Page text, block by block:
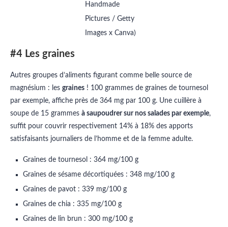
Handmade
Pictures / Getty
Images x Canva)
#4 Les graines
Autres groupes d’aliments figurant comme belle source de
magnésium : les graines ! 100 grammes de graines de tournesol
par exemple, affiche près de 364 mg par 100 g. Une cuillère à
soupe de 15 grammes à saupoudrer sur nos salades par exemple,
suffit pour couvrir respectivement 14% à 18% des apports
satisfaisants journaliers de l’homme et de la femme adulte.
Graines de tournesol : 364 mg/100 g
Graines de sésame décortiquées : 348 mg/100 g
Graines de pavot : 339 mg/100 g
Graines de chia : 335 mg/100 g
Graines de lin brun : 300 mg/100 g